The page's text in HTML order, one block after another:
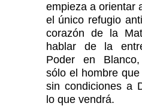
empieza a orientar
el único refugio
corazón de la
hablar de la
Poder en
sólo el hombre
sin condicio­nes a
lo que vendrá.